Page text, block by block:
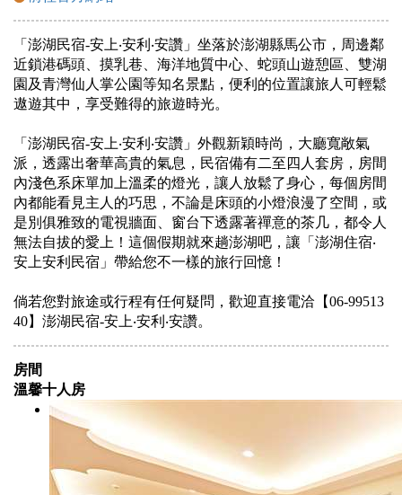
「澎湖民宿-安上‧安利‧安讚」坐落於澎湖縣馬公市，周邊鄰
近鎖港碼頭、摸乳巷、海洋地質中心、蛇頭山遊憩區、雙湖
園及青灣仙人掌公園等知名景點，便利的位置讓旅人可輕鬆
遨遊其中，享受難得的旅遊時光。
「澎湖民宿-安上‧安利‧安讚」外觀新穎時尚，大廳寬敞氣
派，透露出奢華高貴的氣息，民宿備有二至四人套房，房間
內淺色系床單加上溫柔的燈光，讓人放鬆了身心，每個房間
內都能看見主人的巧思，不論是床頭的小燈浪漫了空間，或
是別俱雅致的電視牆面、窗台下透露著禪意的茶几，都令人
無法自拔的愛上！這個假期就來趟澎湖吧，讓「澎湖住宿‧
安上安利民宿」帶給您不一樣的旅行回憶！
倘若您對旅途或行程有任何疑問，歡迎直接電洽【06-99513
40】澎湖民宿-安上‧安利‧安讚。
房間
溫馨十人房